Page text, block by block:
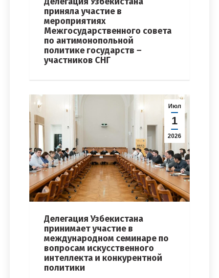
приняла участие в
мероприятиях
Межгосударственного совета
по антимонопольной
политике государств –
участников СНГ
Июл
1
2026
Делегация Узбекистана
принимает участие в
международном семинаре по
вопросам искусственного
интеллекта и конкурентной
политики